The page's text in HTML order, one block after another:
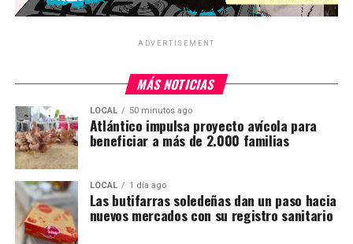
ADVERTISEMENT
MÁS NOTICIAS
LOCAL 50 minutos ago
Atlántico impulsa proyecto avícola para
beneficiar a más de 2.000 familias
LOCAL 1 día ago
Las butifarras soledeñas dan un paso hacia
nuevos mercados con su registro sanitario